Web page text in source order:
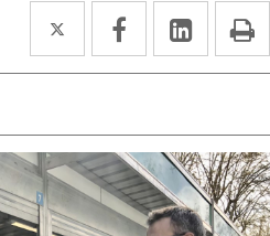
Twitter
Enlace
a
aplicación
externa.
Facebook
Enlace
a
aplicación
externa.
Enlace
a